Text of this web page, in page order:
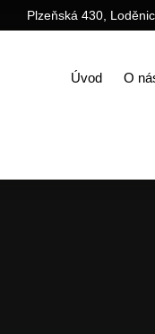
Plzeňská 430,
Úvod O